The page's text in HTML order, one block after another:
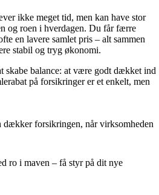
ikke meget tid, men kan have stor
og roen i hverdagen. Du får færre
en lavere samlet pris – alt sammen
stabil og tryg økonomi.
skabe balance: at være godt dækket ind
på forsikringer er et enkelt, men
forsikringen, når virksomheden
ro i maven – få styr på dit nye